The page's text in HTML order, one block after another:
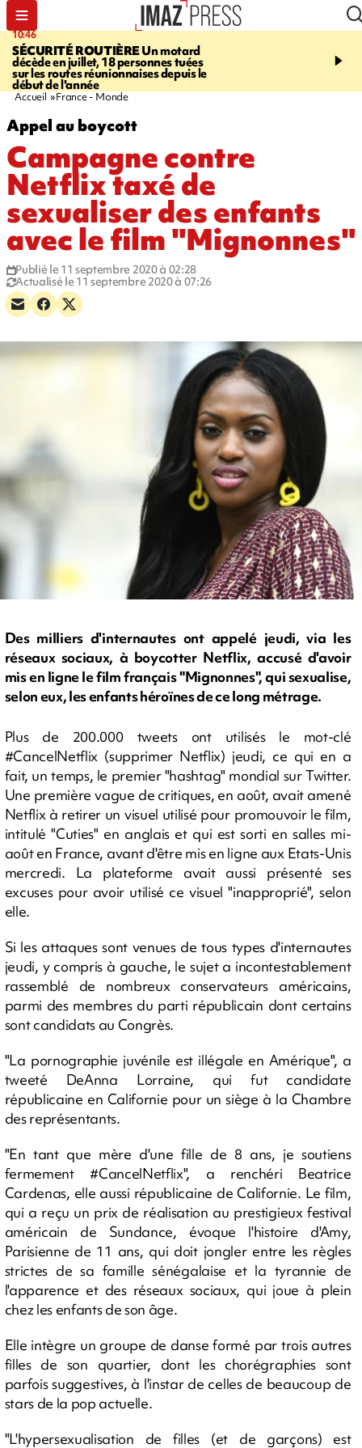
10:46
SÉCURITÉ ROUTIÈREUn motard
décède en juillet, 18 personnes tuées
sur les routes réunionnaises depuis le
début de l'année
13:49
mineurs - un courrier
Accueil France - Monde
Appel au boycott
Campagne contre
Netflix taxé de
sexualiser des enfants
avec le film "Mignonnes"
Publié le 11 septembre 2020 à 02:28
Actualisé le 11 septembre 2020 à 07:26
Des milliers d'internautes ont appelé jeudi, via les
réseaux sociaux, à boycotter Netflix, accusé d'avoir
mis en ligne le film français "Mignonnes", qui sexualise,
selon eux, les enfants héroïnes de ce long métrage.
Plus de 200.000 tweets ont utilisés le mot-clé
#CancelNetflix (supprimer Netflix) jeudi, ce qui en a
fait, un temps, le premier "hashtag" mondial sur Twitter.
Une première vague de critiques, en août, avait amené
Netflix à retirer un visuel utilisé pour promouvoir le film,
intitulé "Cuties" en anglais et qui est sorti en salles mi-
août en France, avant d'être mis en ligne aux Etats-Unis
mercredi. La plateforme avait aussi présenté ses
excuses pour avoir utilisé ce visuel "inapproprié", selon
elle.
Si les attaques sont venues de tous types d'internautes
jeudi, y compris à gauche, le sujet a incontestablement
rassemblé de nombreux conservateurs américains,
parmi des membres du parti républicain dont certains
sont candidats au Congrès.
"La pornographie juvénile est illégale en Amérique", a
tweeté DeAnna Lorraine, qui fut candidate
républicaine en Californie pour un siège à la Chambre
des représentants.
"En tant que mère d'une fille de 8 ans, je soutiens
fermement #CancelNetflix", a renchéri Beatrice
Cardenas, elle aussi républicaine de Californie. Le film,
qui a reçu un prix de réalisation au prestigieux festival
américain de Sundance, évoque l'histoire d'Amy,
Parisienne de 11 ans, qui doit jongler entre les règles
strictes de sa famille sénégalaise et la tyrannie de
l'apparence et des réseaux sociaux, qui joue à plein
chez les enfants de son âge.
Elle intègre un groupe de danse formé par trois autres
filles de son quartier, dont les chorégraphies sont
parfois suggestives, à l'instar de celles de beaucoup de
stars de la pop actuelle.
"L'hypersexualisation de filles (et de garçons) est